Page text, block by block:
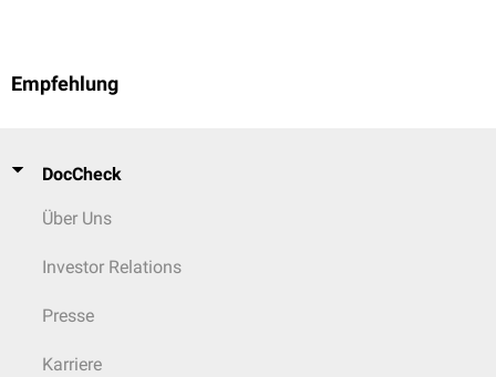
Empfehlung
DocCheck
Über Uns
Investor Relations
Presse
Karriere